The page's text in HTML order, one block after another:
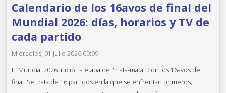
Calendario de los 16avos de final del
Mundial 2026: días, horarios y TV de
cada partido
Miércoles, 01 Julio 2026 00:09
El Mundial 2026 inició la etapa de "mata-mata" con los 16avos de
final. Se trata de 16 partidos en la que se enfrentan primeros,